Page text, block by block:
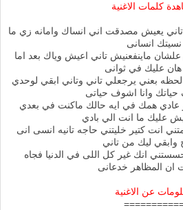
كلمات الاغنية
يعيش مصدقت اني انساك وامانه زي ما
نسيتك انسانى
ماينفعنيش تاني اعيش وياك بعد اما
عليك في ثوانى
بعني يرجعلي تاني وتاني ابقي لوحدي
وانا اشوف حياتى
عادي همك في ايه حالك ماكنت في بعدي
عليك ما انت الي بادي
انت كتير خليتني حاجه تانيه انسى انى
وابقي ليك من تاني
انك غير كل اللى في الدنيا فجاه
ان المظاهر خدعانى
عن الاغنية